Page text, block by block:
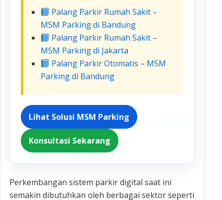
Palang Parkir Rumah Sakit –
MSM Parking di Bandung
Palang Parkir Rumah Sakit –
MSM Parking di Jakarta
Palang Parkir Otomatis – MSM
Parking di Bandung
Lihat Solusi MSM Parking
Konsultasi Sekarang
Perkembangan sistem parkir digital saat ini
semakin dibutuhkan oleh berbagai sektor seperti